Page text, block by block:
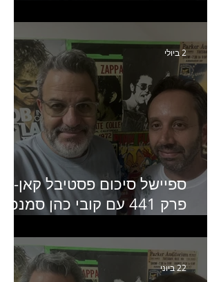
של יד2
ספיישל סיכום פסטיבל קאן-
פרק 441 עם קובי כהן
2 ביולי
22 ביוני